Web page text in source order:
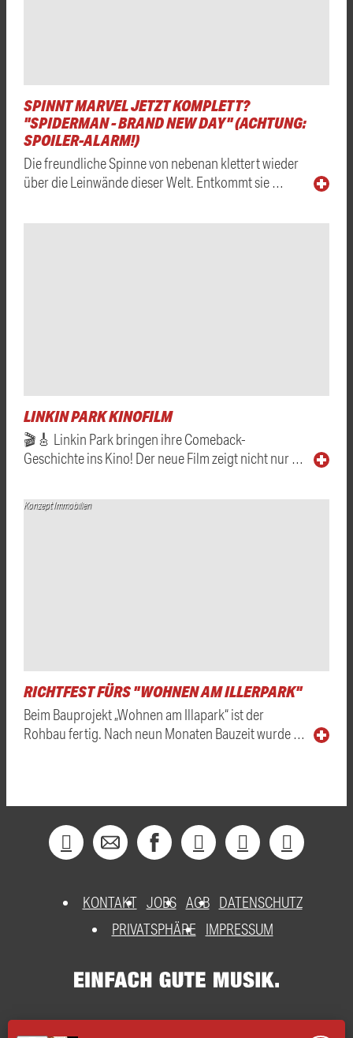
SPINNT MARVEL JETZT KOMPLETT?
"SPIDERMAN - BRAND NEW DAY" (ACHTUNG:
SPOILER-ALARM!)
Die freundliche Spinne von nebenan klettert wieder
über die Leinwände dieser Welt. Entkommt sie …
LINKIN PARK KINOFILM
🎬🎸 Linkin Park bringen ihre Comeback-
Geschichte ins Kino! Der neue Film zeigt nicht nur …
Konzept Immobilien
RICHTFEST FÜRS "WOHNEN AM ILLERPARK"
Beim Bauprojekt „Wohnen am Illapark“ ist der
Rohbau fertig. Nach neun Monaten Bauzeit wurde …
KONTAKT JOBS AGB DATENSCHUTZ
PRIVATSPHÄRE
IMPRESSUM